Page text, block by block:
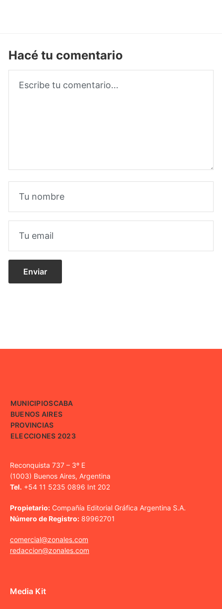
Hacé tu comentario
MUNICIPIOSCABA
BUENOS AIRES
PROVINCIAS
ELECCIONES 2023
Reconquista 737 – 3º E
(1003) Buenos Aires, Argentina
Tel. +54 11 5235 0896 Int 202
Propietario: Compañía Editorial Gráfica Argentina S.A.
Número de Registro: 89962701
comercial@zonales.com
redaccion@zonales.com
Media Kit